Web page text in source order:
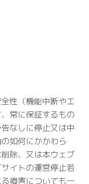
性（機能中断やエ
常に保証するもの
なしに停止又は中
如何にかかわら
除、又は本ウェブ
イトの運営停止若
損害についても一